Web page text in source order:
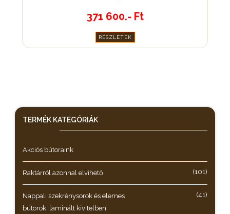
371 600.- Ft
RÉSZLETEK
TERMÉK KATEGÓRIÁK
Akciós bútoraink
Raktárról azonnal elvihető (101)
Nappali szekrénysorok és elemes
bútorok, laminált kivitelben
(41)